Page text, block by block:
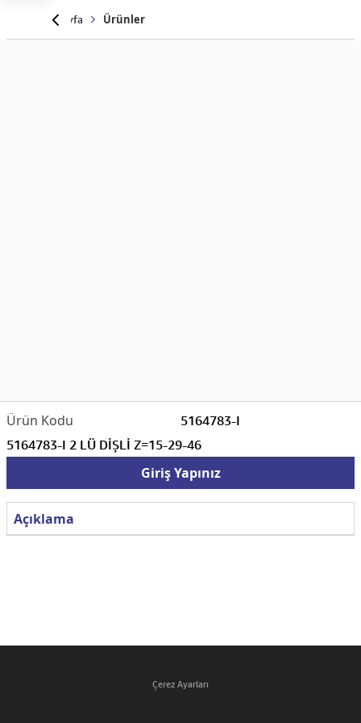
Anasayfa Ürünler
5164783-I
5164783-I 2 LÜ DİŞLİ Z=15-29-46
Giriş Yapınız
Açıklama
Çerez Ayarları